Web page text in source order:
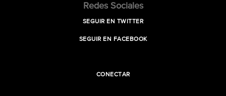
Redes Sociales
SEGUIR EN TWITTER
SEGUIR EN FACEBOOK
CONECTAR